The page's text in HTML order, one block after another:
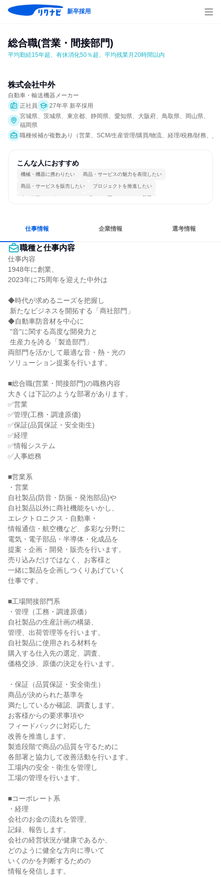
新卒採用
総合職(営業・間接部門)
平均勤続15年超、有休消化50％超、平均残業月20時間以内
株式会社中外
自動車・輸送機器メーカー
正社員
27年卒 新卒採用
宮城県、茨城県、東京都、静岡県、愛知県、大阪府、鳥取県、岡山県、
福岡県
職種候補が複数あり（営業、SCM/生産管理/購買/物流、経理/税務/財務、
こんな人におすすめ
機械・機器に携わりたい 商品・サービスの魅力を表現したい
商品・サービスを販売したい プロジェクトを推進したい
人の仕事をサポートしたい 穏やかで互いのペースを尊重
仕事情報 企業情報 選考情報
職種と仕事内容
仕事内容
1948年に創業、
2023年に75周年を迎えた中外は
◆時代が求めるニーズを把握し
◆自動車防音材を中心に
両部門を活かして最適な音・熱・光の
ソリューション提案を行います。
■総合職(営業・間接部門)の職務内容
大きくは下記のような部署があります。
✅営業
✅管理(工務・調達原価)
✅保証(品質保証・安全衛生)
✅経理
✅情報システム
✅人事総務
■営業系
・営業
自社製品(防音・防振・発泡部品)や
自社製品以外に商社機能をいかし、
エレクトロニクス・自動車・
情報通信・航空機など、多彩な分野に
電気・電子部品・半導体・化成品を
提案・企画・開発・販売を行います。
売り込みだけではなく、お客様と
一緒に製品を企画しつくりあげていく
仕事です。
■工場間接部門系
・管理（工務・調達原価）
自社製品の生産計画の構築、
管理、出荷管理等を行います。
自社製品に使用される材料を
購入する仕入先の選定、調査、
価格交渉、原価の決定を行います。
・保証（品質保証・安全衛生）
商品が決められた基準を
満たしているか確認、調査します。
お客様からの要求事項や
フィードバックに対応した
改善を推進します。
製造段階で商品の品質を守るために
各部署と協力して改善活動を行います。
工場内の安全・衛生を管理し
工場の管理を行います。
■コーポレート系
・経理
会社のお金の流れを管理、
記録、報告します。
会社の経営状況が健康であるか、
どのように健全な方向に導いて
いくのかを判断するための
情報を発信します。